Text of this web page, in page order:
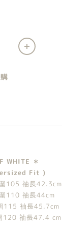
WHITE ＊
Fit )
105 䄂長42.3cm
110 䄂長44cm
115 䄂長45.7cm
120 䄂長47.4 cm